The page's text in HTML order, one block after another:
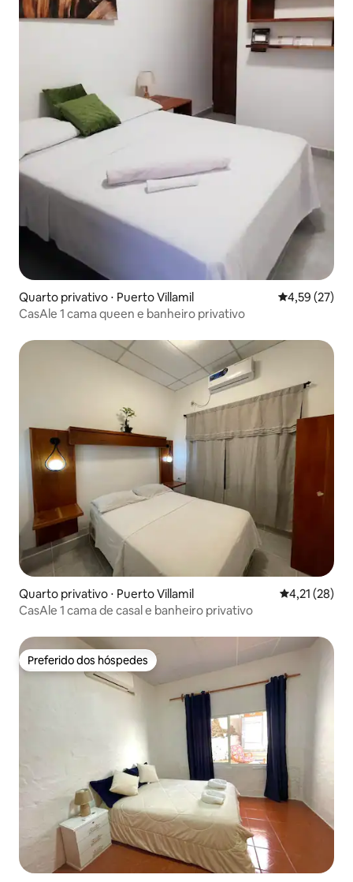
Quarto privativo ⋅ Puerto Villamil 4,59 de uma
4,59 (27)
CasAle 1 cama queen e banheiro privativo
Quarto privativo ⋅ Puerto Villamil 4,21 de uma
4,21 (28)
CasAle 1 cama de casal e banheiro privativo
Preferido dos hóspedes
Preferido dos hóspedes